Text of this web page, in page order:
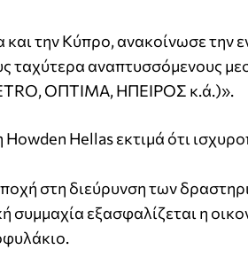
την Κύπρο, ανακοίνωσε την
αναπτυσσόμενους
ΟΠΤΙΜΑ, ΗΠΕΙΡΟΣ κ.ά.)».
Hellas εκτιμά ότι
στη διεύρυνση των
εξασφαλίζεται η